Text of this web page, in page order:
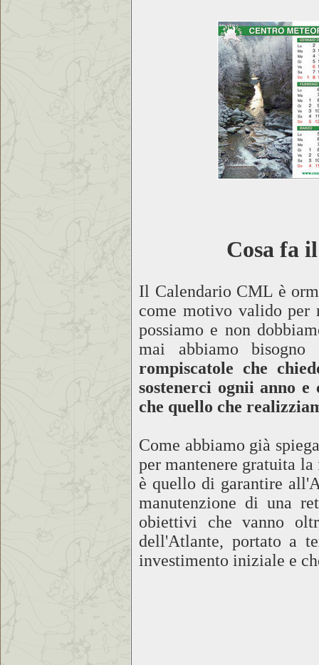
Cosa fa
Il Calendario CML è
come motivo valido per
possiamo e non
mai abbiamo
rompiscatole che
sostenerci ognii anno
che quello che
Come abbiamo già
per mantenere gratuita
è quello di garantire
manutenzione di una
obiettivi che vanno
dell'Atlante, portato a
investimento iniziale e